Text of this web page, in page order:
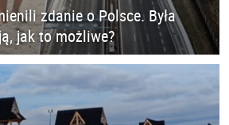
zdanie o Polsce. Była
jak to możliwe?